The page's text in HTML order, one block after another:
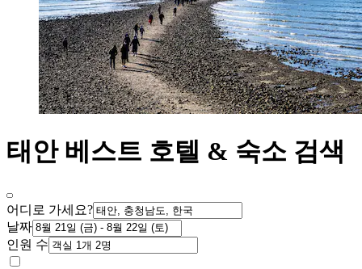
태안 베스트 호텔 & 숙소 검색
어디로 가세요?
날짜
인원 수